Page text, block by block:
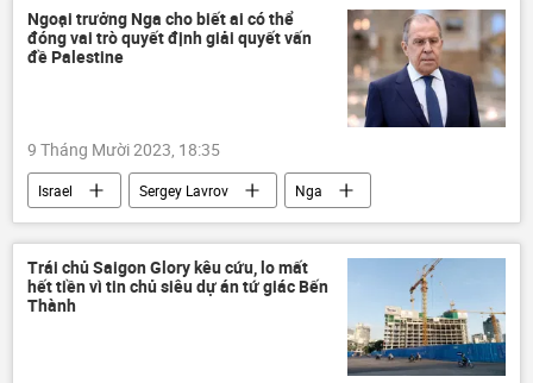
Cuộc khủng hoảng ở Ukraina
Thế giới
xung đột quân sự
lực lượng vũ trang Nga
Ngoại trưởng Nga cho biết ai có thể
đóng vai trò quyết định giải quyết vấn
đề Palestine
9 Tháng Mười 2023, 18:35
Israel Sergey Lavrov
Nga
Vòng xoáy căng thẳng mới ở Trung Đông
Palestine
xung đột quân sự
Chính trị
Thế giới
Trái chủ Saigon Glory kêu cứu, lo mất
hết tiền vì tin chủ siêu dự án tứ giác Bến
Thành